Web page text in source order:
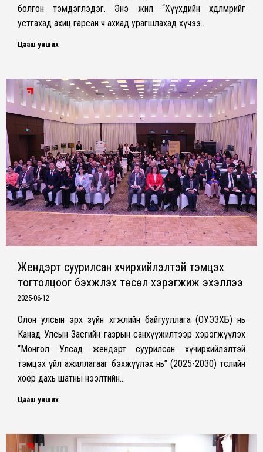
болгон тэмдэглэдэг. Энэ жил “Хүүхдийн хөдөлмөрийг
устгахад ахиц гарсан ч ахиад урагшлахад хүчээ…
Цааш унших
Жендэрт суурилсан хүчирхийлэлтэй тэмцэх
тогтолцоог бэхжүүлэх төсөл хэрэгжиж эхэллээ
2025-06-12
Олон улсын эрх зүйн хөгжлийн байгууллага (ОУЭЗХБ) нь
Канад Улсын Засгийн газрын санхүүжилтээр хэрэгжүүлэх
“Монгол Улсад жендэрт суурилсан хүчирхийлэлтэй
тэмцэх үйл ажиллагааг бэхжүүлэх нь” (2025-2030) төслийн
хоёр дахь шатны нээлтийн…
Цааш унших